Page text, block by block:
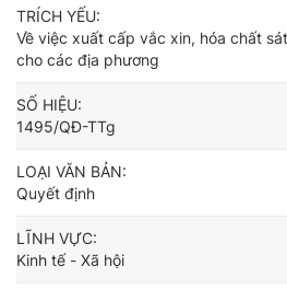
TRÍCH YẾU:
Về việc xuất cấp vắc xin, hóa chất
cho các địa phương
SỐ HIỆU:
1495/QĐ-TTg
LOẠI VĂN BẢN:
Quyết định
LĨNH VỰC:
Kinh tế - Xã hội